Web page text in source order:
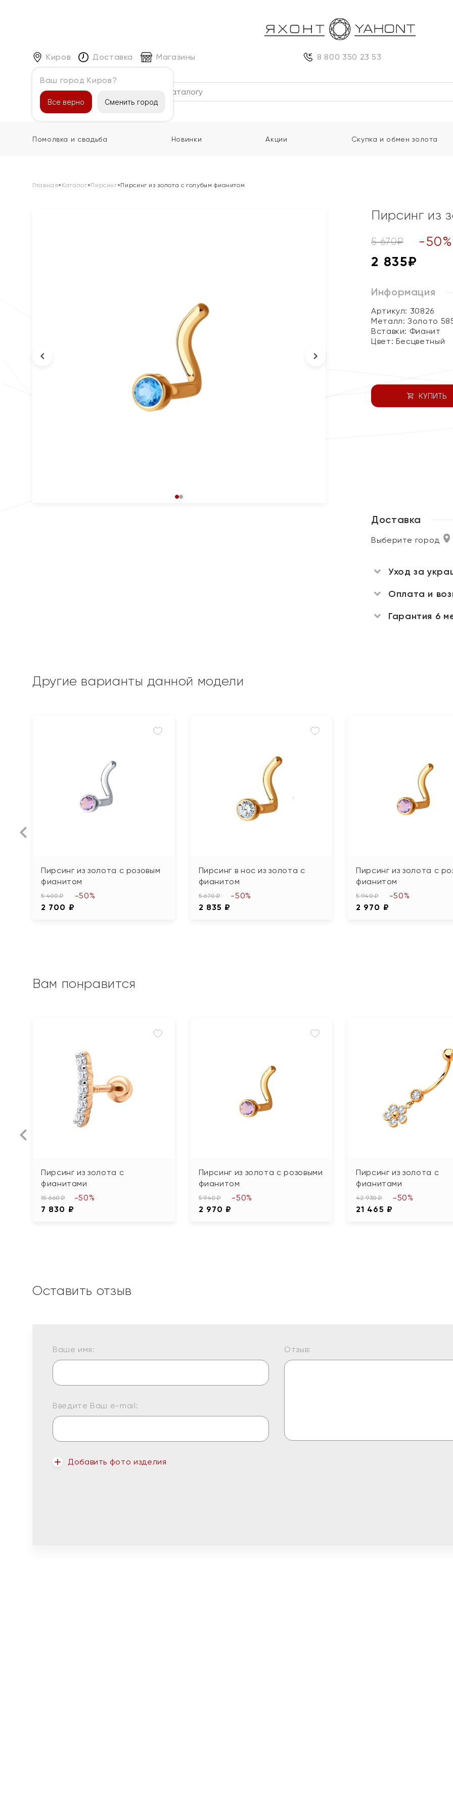
Киров
Ваш город Киров?
Все верно Сменить город
Доставка Магазины 8 800 350 23 53
Каталог
Помолвка и свадьба Новинки Акции Скупка и обмен золота
Главная» Каталог»Пирсинг»Пирсинг из золота с голубым фианитом
Пирсинг из
5 670₽ -50%
2 835₽
Информация
Артикул: 30826
Металл:Золото
Вставки: Фианит
Цвет: Бесцветный
КУПИТЬ
Доставка
Выберите город
Уход за
Оплата и
Гарантия 6
Другие варианты данной модели
Пирсинг из золота с розовым
фианитом
5 400 ₽
2 700 ₽
-50%
Пирсинг в нос из золота с
фианитом
5 670 ₽
2 835 ₽
-50%
Пирсинг из золота с
фианитом
5 940 ₽
2 970 ₽
-50%
Вам понравится
Пирсинг из золота с
фианитами
15 660 ₽
7 830 ₽
-50%
Пирсинг из золота с розовыми
фианитом
5 940 ₽
2 970 ₽
-50%
Пирсинг из золота с
фианитами
42 930 ₽
21 465 ₽
-50%
Оставить отзыв
Ваше имя:
Введите Ваш e-mail:
Добавить фото изделия
Отзыв: